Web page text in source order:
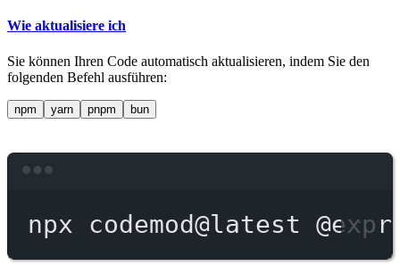
Wie aktualisiere ich
Sie können Ihren Code automatisch aktualisieren, indem Sie den
folgenden Befehl ausführen:
npm yarn pnpm bun
npx codemod@latest